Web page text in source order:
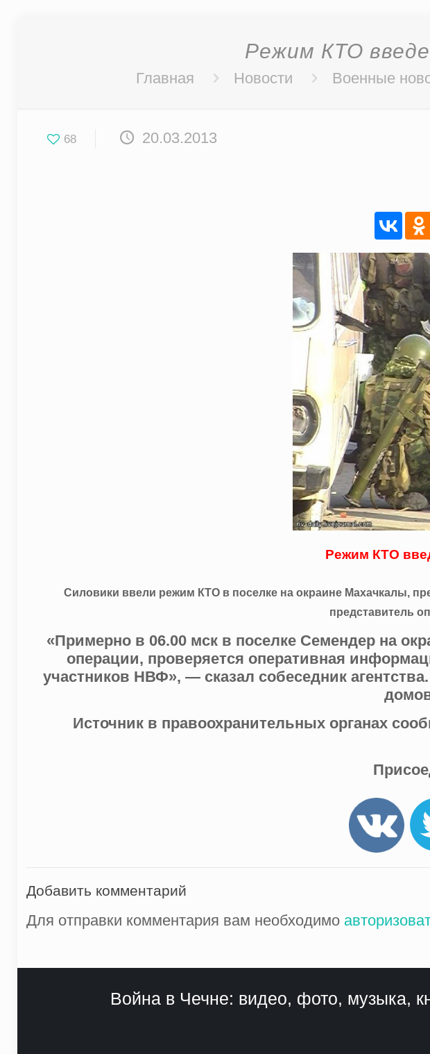
Режим КТО
Главная Новости Военные
68 20.03.2013
Режим КТО
Силовики ввели режим КТО в поселке на окраине Махачкалы,
представитель
«Примерно в 06.00 мск в поселке Семендер на
операции, проверяется оперативная
участников НВФ», — сказал собеседник
Источник в правоохранительных органах
Добавить комментарий
Для отправки комментария вам необходимо
Война в Чечне: видео, фото, музыка,